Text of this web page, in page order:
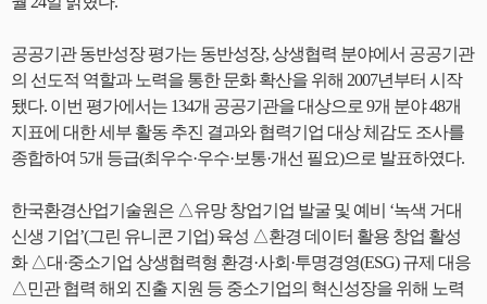
공공기관 동반성장 평가는 동반성장, 상생협력 분야에서 공공기관
의 선도적 역할과 노력을 통한 문화 확산을 위해 2007년부터 시작
됐다. 이번 평가에서는 134개 공공기관을 대상으로 9개 분야 48개
지표에 대한 세부 활동 추진 결과와 협력기업 대상 체감도 조사를
종합하여 5개 등급(최우수·우수·보통·개선 필요)으로 발표하였다.
한국환경산업기술원은 △유망 창업기업 발굴 및 예비 ‘녹색 거대
신생 기업’(그린 유니콘 기업) 육성 △환경 데이터 활용 창업 활성
화 △대·중소기업 상생협력형 환경·사회·투명경영(ESG) 규제 대응
△민관 협력 해외 진출 지원 등 중소기업의 혁신성장을 위해 노력